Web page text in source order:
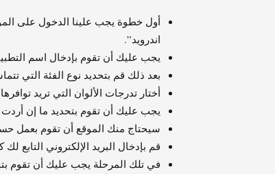
أول خطوة يجب علينا الدخول على
اندرويد”.
يجب عليك أن تقوم بإدخال اسم
بعد ذلك قم بتحديد نوع الفئة التي
أختار تدرجات الألوان التي تريد
يجب عليك أن تقوم بتحديد ما إن
سيحتاج منك الموقع أن تقوم بعمل
قم بإدخال البريد الإلكتروني التابع
في تلك المرحلة يجب عليك أن تقوم